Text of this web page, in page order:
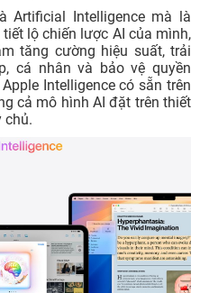
Artificial Intelligence mà là
tiết lộ chiến lược AI của mình,
tăng cường hiệu suất, trải
cá nhân và bảo vệ quyền
Intelligence có sẵn trên
cả mô hình AI đặt trên thiết
chủ.